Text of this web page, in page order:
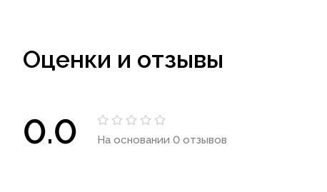
Оценки и отзывы
0.0 На основании 0 отзывов